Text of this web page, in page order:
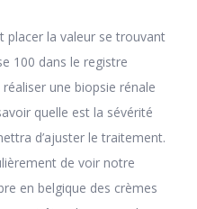
placer la valeur se trouvant
100 dans le registre
une biopsie rénale
quelle est la sévérité
d’ajuster le traitement.
de voir notre
en belgique des crèmes